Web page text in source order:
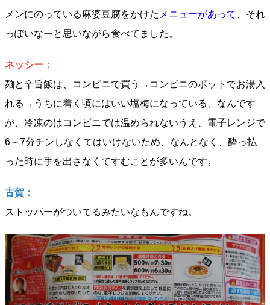
メンにのっている麻婆豆腐をかけた メニューがあって
、それ
っぽいなーと思いながら食べてました。
ネッシー：
麺と辛旨飯は、コンビニで買う→コンビニのポットでお湯入
れる→うちに着く頃にはいい塩梅になっている、なんです
が、冷凍のはコンビニでは温められないうえ、電子レンジで
6～7分チンしなくてはいけないため、なんとなく、酔っ払
った時に手を出さなくてすむことが多いんです。
古賀：
ストッパーがついてるみたいなもんですね。